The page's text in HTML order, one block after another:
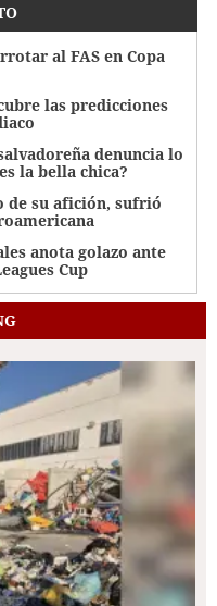
al FAS en Copa
las predicciones
denuncia lo
la bella chica?
de su afición, sufrió
anota golazo ante
Cup